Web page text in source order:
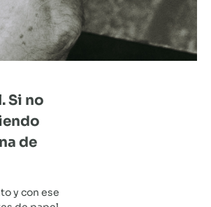
Si no
de
y con ese